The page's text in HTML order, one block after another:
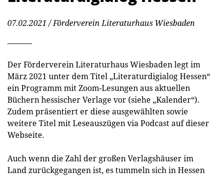
Hören
Stipendium
Verein
07.02.2021 / Förderverein Literaturhaus Wiesbaden
Der Förderverein Literaturhaus Wiesbaden legt im
März 2021 unter dem Titel „Literaturdigialog Hessen“
ein Programm mit Zoom-Lesungen aus aktuellen
Büchern hessischer Verlage vor (siehe „Kalender“).
Zudem präsentiert er diese ausgewählten sowie
weitere Titel mit Leseauszügen via Podcast auf dieser
Webseite.
Auch wenn die Zahl der großen Verlagshäuser im
Land zurückgegangen ist, es tummeln sich in Hessen